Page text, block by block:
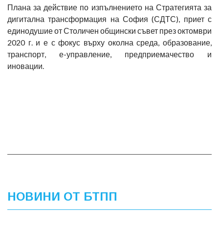
Плана за действие по изпълнението на Стратегията за
дигитална трансформация на София (СДТС), приет с
единодушие от Столичен общински съвет през октомври
2020 г. и е с фокус върху околна среда, образование,
транспорт, е-управление, предприемачество и
иновации.
НОВИНИ ОТ БТПП